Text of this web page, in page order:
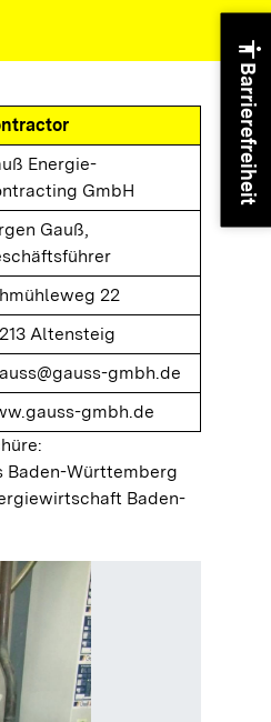
Energie-
GmbH
Gauß,
22
Altensteig
gmbh.de
gmbh.de
Baden-Württemberg
Baden-
accessibility
Barrierefreiheit